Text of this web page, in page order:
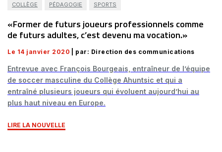
COLLÈGE PÉDAGOGIE SPORTS
«Former de futurs joueurs professionnels comme
de futurs adultes, c’est devenu ma vocation.»
Le 14 janvier 2020 | par: Direction des communications
Entrevue avec François Bourgeais, entraîneur de l’équipe
de soccer masculine du Collège Ahuntsic et qui a
entraîné plusieurs joueurs qui évoluent aujourd’hui au
plus haut niveau en Europe.
LIRE LA NOUVELLE